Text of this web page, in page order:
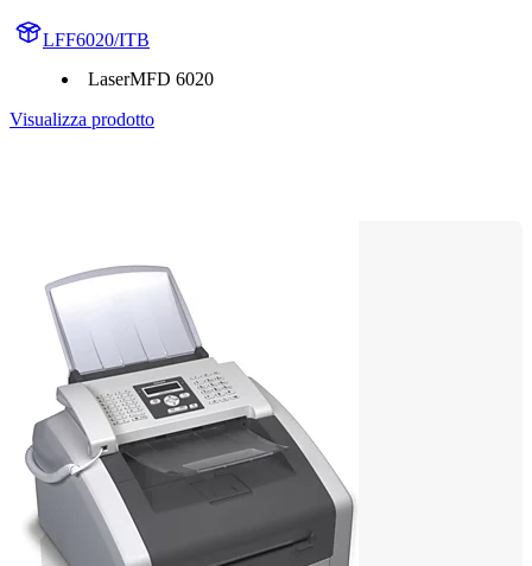
LFF6020/ITB
LaserMFD 6020
Visualizza prodotto